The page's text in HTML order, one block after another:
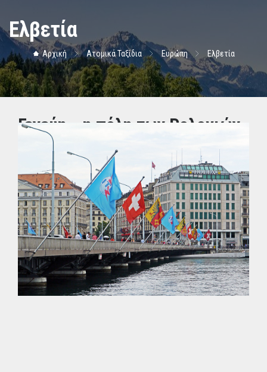
Ελβετία
Αρχική Ατομικά Ταξίδια Ευρώπη Ελβετία
Γενεύη...η πόλη των Ρολογιών
ΤΙΜΗ: 600.00€